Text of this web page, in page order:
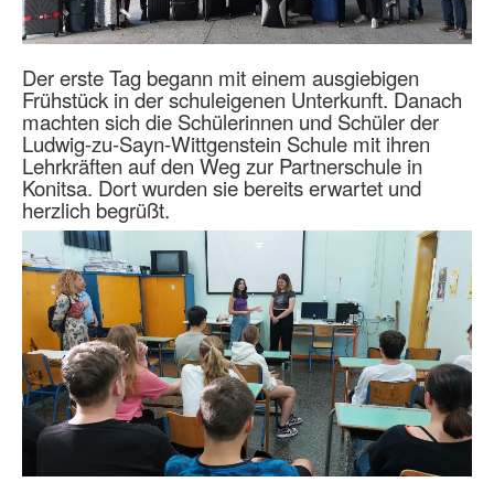
Der erste Tag begann mit einem ausgiebigen
Frühstück in der schuleigenen Unterkunft. Danach
machten sich die Schülerinnen und Schüler der
Ludwig-zu-Sayn-Wittgenstein Schule mit ihren
Lehrkräften auf den Weg zur Partnerschule in
Konitsa. Dort wurden sie bereits erwartet und
herzlich begrüßt.